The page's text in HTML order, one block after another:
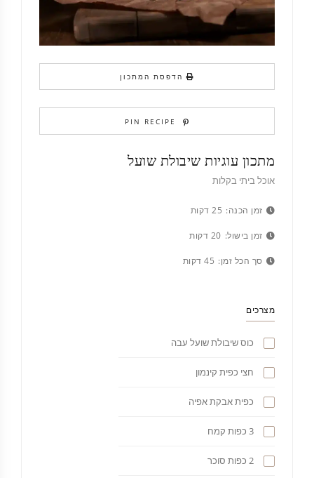
הדפסת המתכון
PIN RECIPE
מתכון עוגיות שיבולת שועל
אוכל ביתי בקלות
זמן הכנה: 25 דקות
זמן בישול: 20 דקות
סך הכל זמן: 45 דקות
מצרכים
כוס שיבולת שועל עבה
חצי כפית קינמון
כפית אבקת אפיה
3 כפות קמח
2 כפות סוכר